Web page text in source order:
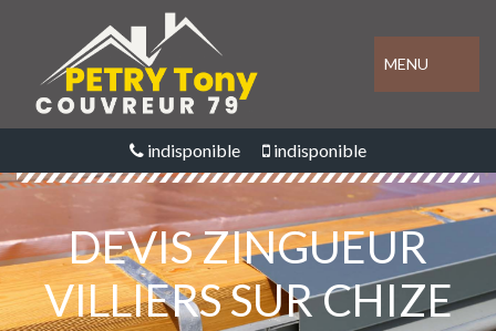
MENU
indisponible indisponible
DEVIS ZINGUEUR
VILLIERS SUR CHIZE